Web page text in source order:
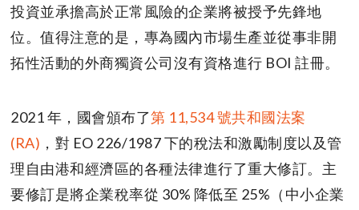
投資並承擔高於正常風險的企業將被授予先鋒地
位。值得注意的是，專為國內市場生產並從事非開
拓性活動的外商獨資公司沒有資格進行 BOI 註冊。
2021 年，國會頒布了第 11,534 號共和國法案
(RA) ，對 EO 226/1987 下的稅法和激勵制度以及管
理自由港和經濟區的各種法律進行了重大修訂。主
要修訂是將企業稅率從 30% 降低至 25%（中小企業